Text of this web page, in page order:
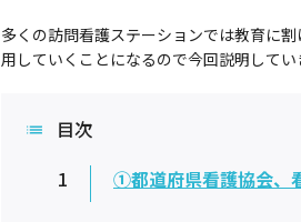
多くの訪問看護ステーションでは教育に
用していくことになるので今回説明してい
目次
1
①都道府県看護協会、